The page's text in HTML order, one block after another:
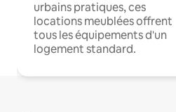
urbains pratiques, ces
locations meublées offrent
tous les équipements d'un
logement standard.